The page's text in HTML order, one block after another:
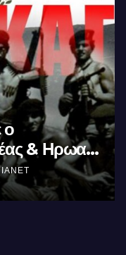
των